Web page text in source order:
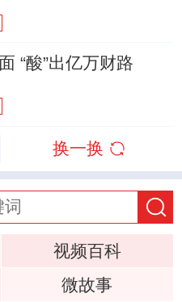
“酸”出亿万财路
换一换
视频百科
微故事